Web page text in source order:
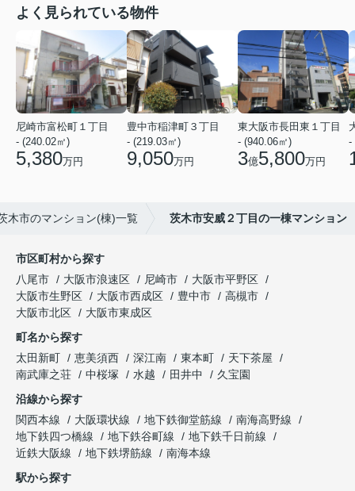
よく見られている物件
尼崎市富松町１丁目
- (240.02㎡)
5,380万円
豊中市稲津町３丁目
- (219.03㎡)
9,050万円
東大阪市長田東１丁目
- (940.06㎡)
3億5,800万円
-
木市のマンション(棟)一覧 茨木市安威２丁目の一棟マンション
市区町村から探す
八尾市
大阪市浪速区 尼崎市
大阪市平野区
大阪市生野区
大阪市西成区 豊中市
高槻市
大阪市北区
大阪市東成区
町名から探す
太田新町
恵美須西 深江南 東本町
天下茶屋
南武庫之荘
中桜塚 水越 田井中
久宝園
沿線から探す
関西本線
大阪環状線 地下鉄御堂筋線
南海高野線
地下鉄四つ橋線
地下鉄谷町線
地下鉄千日前線
近鉄大阪線
地下鉄堺筋線
南海本線
駅から探す